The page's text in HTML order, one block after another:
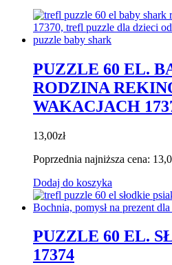
PUZZLE 60 EL.
RODZINA
WAKACJACH
13,00zł
Poprzednia najniższa cena:
Dodaj do koszyka
PUZZLE 60 EL.
17374